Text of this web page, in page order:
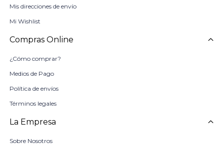
Mis direcciones de envío
Mi Wishlist
Compras Online
¿Cómo comprar?
Medios de Pago
Política de envíos
Términos legales
La Empresa
Sobre Nosotros